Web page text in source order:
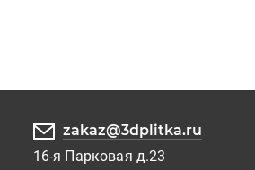
zakaz@3dplitka.ru
16-я Парковая д.23